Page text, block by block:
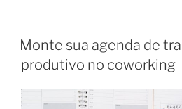
Monte sua agenda de
produtivo no coworking